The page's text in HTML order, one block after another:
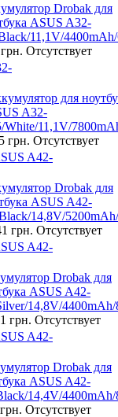
Drobak для
ASUS A32-
11,1V/
Отсутствует
для
A32-
White/11,1V/
грн. Отсутствует
A42-
Drobak для
ASUS A42-
14,8V/
грн. Отсутствует
A42-
Drobak для
ASUS A42-
14,8V/4400mAh/
грн. Отсутствует
A42-
Drobak для
ASUS A42-
14,4V/4400mAh/
Отсутствует